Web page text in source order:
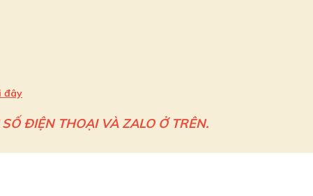
đây
ĐIỆN THOẠI VÀ ZALO Ở TRÊN.